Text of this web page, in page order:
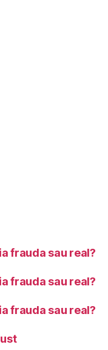
frauda sau real?
frauda sau real?
frauda sau real?